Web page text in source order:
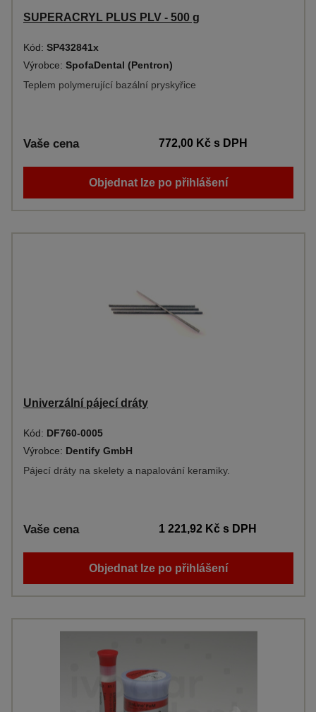
SUPERACRYL PLUS PLV - 500 g
Kód: SP432841x
Výrobce: SpofaDental (Pentron)
Teplem polymerující bazální pryskyřice
Vaše cena 772,00 Kčs DPH
Objednat lze po přihlášení
Univerzální pájecí dráty
Kód: DF760-0005
Výrobce: Dentify GmbH
Pájecí dráty na skelety a napalování keramiky.
Vaše cena 1 221,92 Kčs DPH
Objednat lze po přihlášení